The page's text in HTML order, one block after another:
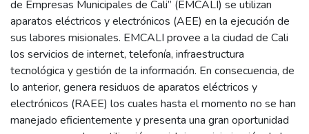
de Empresas Municipales de Cali” (EMCALI) se utilizan
aparatos eléctricos y electrónicos (AEE) en la ejecución de
sus labores misionales. EMCALI provee a la ciudad de Cali
los servicios de internet, telefonía, infraestructura
tecnológica y gestión de la información. En consecuencia, de
lo anterior, genera residuos de aparatos eléctricos y
electrónicos (RAEE) los cuales hasta el momento no se han
manejado eficientemente y presenta una gran oportunidad